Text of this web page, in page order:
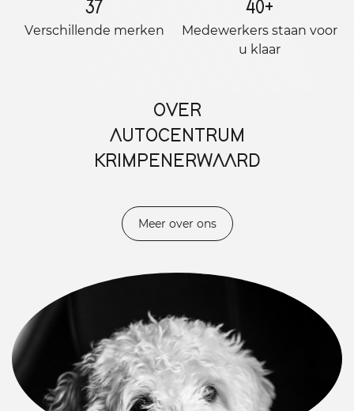
37
Verschillende merken
40+
Medewerkers staan ​​voor
u klaar
OVER
AUTOCENTRUM
KRIMPENERWAARD
Meer over ons